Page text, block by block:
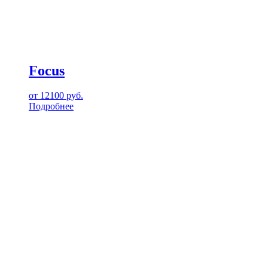
Focus
от 12100 руб.
Подробнее